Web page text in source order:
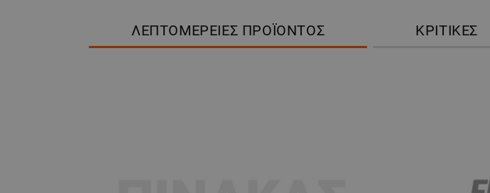
ΛΕΠΤΟΜΈΡΕΙΕΣ ΠΡΟΪΌΝΤΟΣ ΚΡΙΤΙΚΈΣ